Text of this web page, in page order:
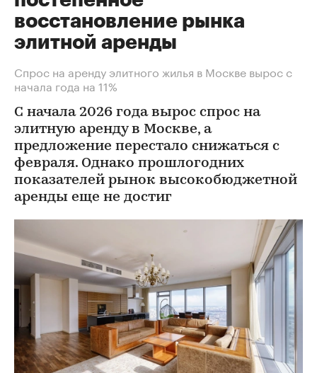
восстановление рынка
элитной аренды
Спрос на аренду элитного жилья в Москве вырос с
начала года на 11%
С начала 2026 года вырос спрос на
элитную аренду в Москве, а
предложение перестало снижаться с
февраля. Однако прошлогодних
показателей рынок высокобюджетной
аренды еще не достиг